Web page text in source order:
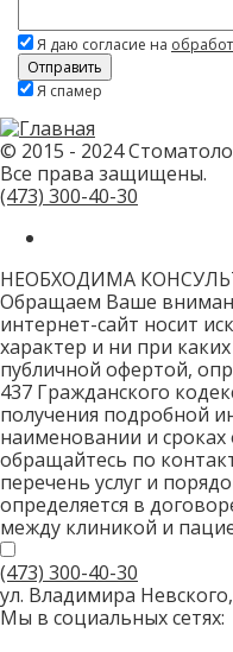
Я даю согласие на
Скажите,
не
заполняйте
это
поле.
CAPTCHA
только
роботов!
Я спамер
© 2015 - 2024
Все права защищены.
(473) 300-40-30
НЕОБХОДИМА
Обращаем Ваше
интернет-сайт носит
характер и ни при каких
публичной офертой,
437 Гражданского
получения подробной
наименовании и сроках
обращайтесь по
перечень услуг и
определяется в
между клиникой и
(473) 300-40-30
ул. Владимира
Мы в социальных сетях: